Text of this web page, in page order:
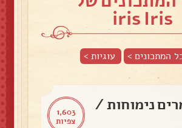
iris Iris
המתכונים > עוגיות>
1,603
צפיות
נימוחות /